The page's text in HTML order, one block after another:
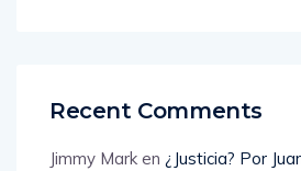
Recent Comments
Jimmy Mark en ¿Justicia? Por